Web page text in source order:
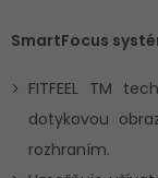
SmartFocus
FITFEEL TM
dotykovou
rozhraním.